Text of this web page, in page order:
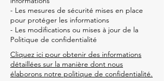
- Les mesures de sécurité mises en place
pour protéger les informations
- Les modifications ou mises à jour de la
Politique de confidentialité
Cliquez ici pour obtenir des informations
détaillées sur la manière dont nous
élaborons notre politique de confidentialité.